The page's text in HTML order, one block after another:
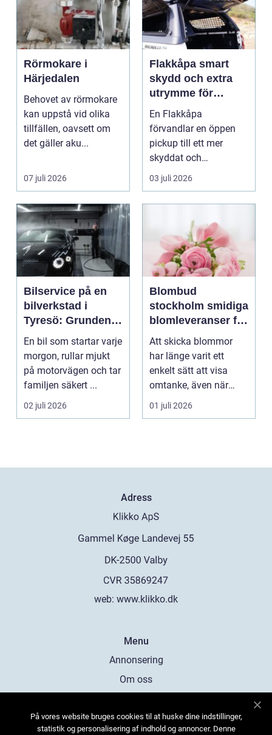
Rörmokare i
Härjedalen
Behovet av rörmokare
kan uppstå vid olika
tillfällen, oavsett om
det gäller aku...
07 juli 2026
Flakkåpa smart
skydd och extra
utrymme för
pickup
En Flakkåpa
förvandlar en öppen
pickup till ett mer
skyddat och
användbart fordon.
Lasten hamnar tor...
03 juli 2026
Bilservice på en
bilverkstad i
Tyresö: Grunden
för en trygg och
hållbar bilvardag
En bil som startar varje
morgon, rullar mjukt
på motorvägen och tar
familjen säkert ...
02 juli 2026
Blombud
stockholm smidiga
blomleveranser för
alla tillfällen
Att skicka blommor
har länge varit ett
enkelt sätt att visa
omtanke, även när
avståndet är stort ell...
01 juli 2026
Adress
web: www.klikko.dk
Menu
Annonsering
Om oss
Kontakta oss
På vores website bruges cookies til at huske dine indstillinger,
statistik og personalisering af indhold og annoncer. Denne